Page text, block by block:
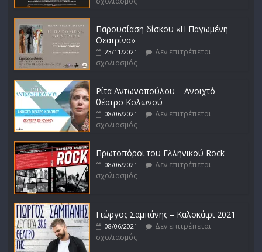
Παρουσίαση δίσκου «Η Παγωμένη
Θεατρίνα»
23/11/2021
Δεν επιτρέπεται
σχολιασμός
Ρίτα Αντωνοπούλου – Ανοιχτό
θέατρο Κολωνού
08/06/2021
Δεν επιτρέπεται
σχολιασμός
Πρωτοπόροι του Ελληνικού Rock
08/06/2021
Δεν επιτρέπεται
σχολιασμός
Γιώργος Σαμπάνης – Καλοκάιρι 2021
08/06/2021
Δεν επιτρέπεται
σχολιασμός